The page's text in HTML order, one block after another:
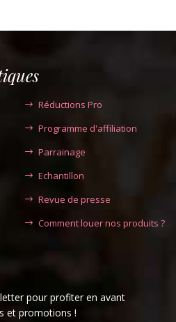
Réductions Pro
Programme d'affiliation
Parrainage
Echantillon
Revue de presse
Comment louer nos produits ?
pour profiter en avant
et promotions !